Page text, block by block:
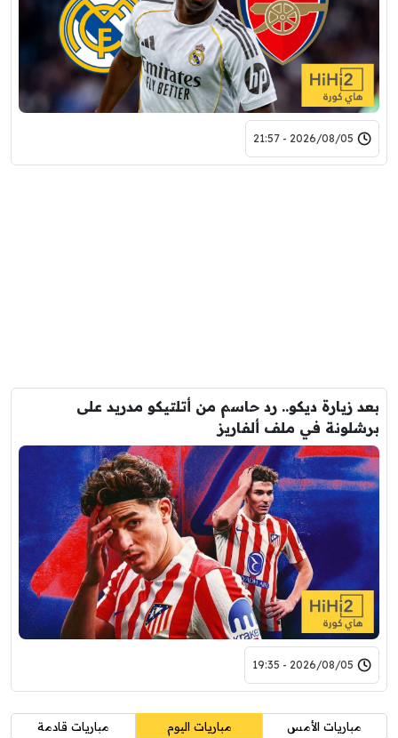
2026/08/05 - 21:57
بعد زيارة ديكو.. رد حاسم من أتلتيكو مدريد على
برشلونة في ملف ألفاريز
2026/08/05 - 19:35
مباريات الأمس مباريات اليوم مباريات قادمة